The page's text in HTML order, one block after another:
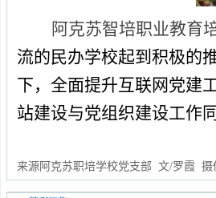
阿克苏智培职业教育
流的民办学校起到积极的
下，全面提升互联网党建
站建设与党组织建设工作
来源阿克苏职培学校党支部 文/罗霞